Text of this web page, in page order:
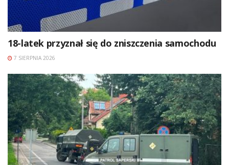
18-latek przyznał się do zniszczenia samochodu
7 SIERPNIA 2026